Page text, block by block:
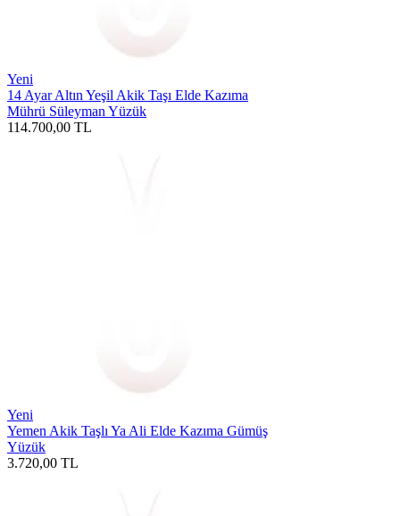
Yeni
14 Ayar Altın Yeşil Akik Taşı Elde Kazıma
Mührü Süleyman Yüzük
114.700,00 TL
Yeni
Yemen Akik Taşlı Ya Ali Elde Kazıma Gümüş
Yüzük
3.720,00 TL